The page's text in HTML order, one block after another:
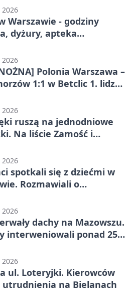
3. Lidze Grupa 1 (Grupa I)
Warszawie - godziny
dyżury, apteka
Polonia Warszawa –
1:1 w Betclic 1. lidze.
ruszą na jednodniowe
Na liście Zamość i
spotkali się z dziećmi w
Rozmawiali o
dachy na Mazowszu.
interweniowali ponad 250
ul. Loteryjki. Kierowców
utrudnienia na Bielanach